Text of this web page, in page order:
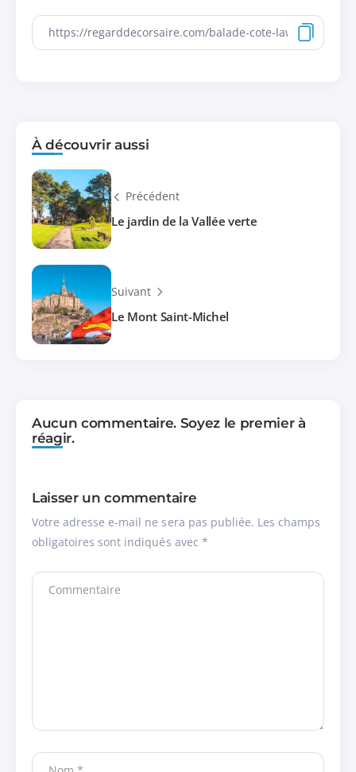
À découvrir aussi
Précédent
Le jardin de la Vallée verte
Suivant
Le Mont Saint-Michel
Aucun commentaire. Soyez le premier à
réagir.
Laisser un commentaire
Votre adresse e-mail ne sera pas publiée. Les champs
obligatoires sont indiqués avec *